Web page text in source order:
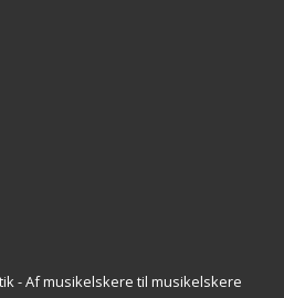
- Af musikelskere til musikelskere